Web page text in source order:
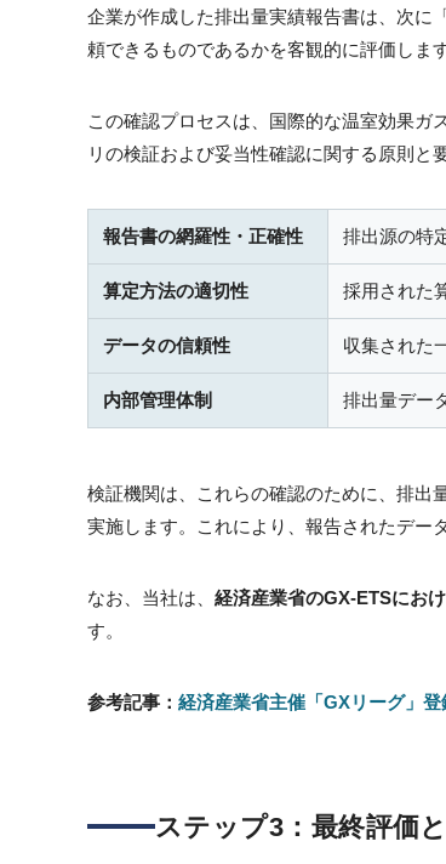
企業が作成した排出量実績報告書は、次に
頼できるものであるかを客観的に評価します
この確認プロセスは、国際的な温室効果ガ
リの検証および妥当性確認に関する原則と
報告書の網羅性・正確性 排出源の特
算定方法の適切性 採用された
データの信頼性 収集された
内部管理体制 排出量デー
検証機関は、これらの確認のために、排出
実施します。これにより、報告されたデー
なお、当社は、 経済産業省のGX-ETSにお
す。
参考記事： 経済産業省主催「GXリーグ」
ステップ3：最終評価